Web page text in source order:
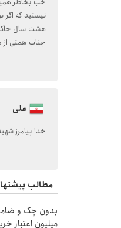
نیستید که
هشت سال
جناب همتی از
علی
خدا بیامرز
مطالب
میلیون اعتبار